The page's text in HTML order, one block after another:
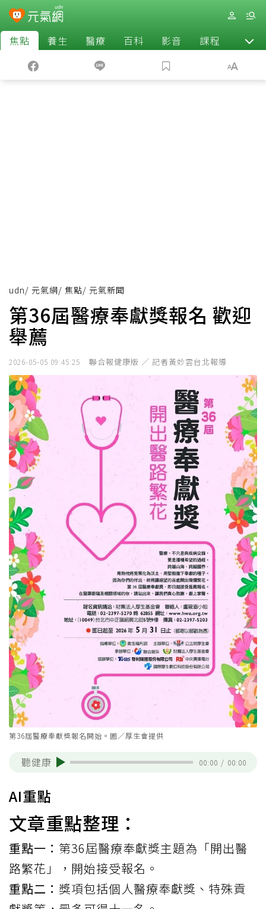
焦點 養生 醫療 百科 影音 課程 退休
udn/ 元氣網/ 焦點/ 元氣新聞
第36屆醫療奉獻獎報名 歡迎
舉薦
2026-05-05 09:45:25 聯合報健康版 ／ 記者黃妙雲台北報導
第36屆醫療奉獻獎報名開始。圖／厚生會提供
聽健康 00:00 / 00:00
AI重點
文章重點整理：
重點一： 第36屆醫療奉獻獎主題為「開出醫
路繁花」，開始接受報名。
重點二： 獎項包括個人醫療奉獻獎、特殊貢